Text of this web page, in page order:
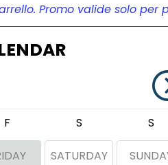
Promo valide solo per
F S S
SATURDAY